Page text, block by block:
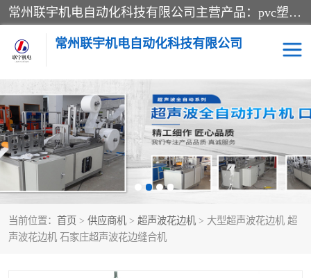
常州联宇机电自动化科技有限公司主营产品：pvc塑料焊机、高频热合机、软膜天花压边机、服装布料凹凸压花机、布料3d压印设备、服装植胶设备、超声波布料花边机、无纺布热合机、全自动压花机。
常州联宇机电自动化科技有限公司
当前位置： 首页 > 供应商机 > 超声波花边机 > 大型超声波花边机 超
声波花边机 石家庄超声波花边缝合机
压花定型机以及压花模具 超声波热合机
高频热合机 超声波花边机
超声波复合压花机 凹凸压花机压标机
3040凹凸压花机 双头服装凹凸压花机